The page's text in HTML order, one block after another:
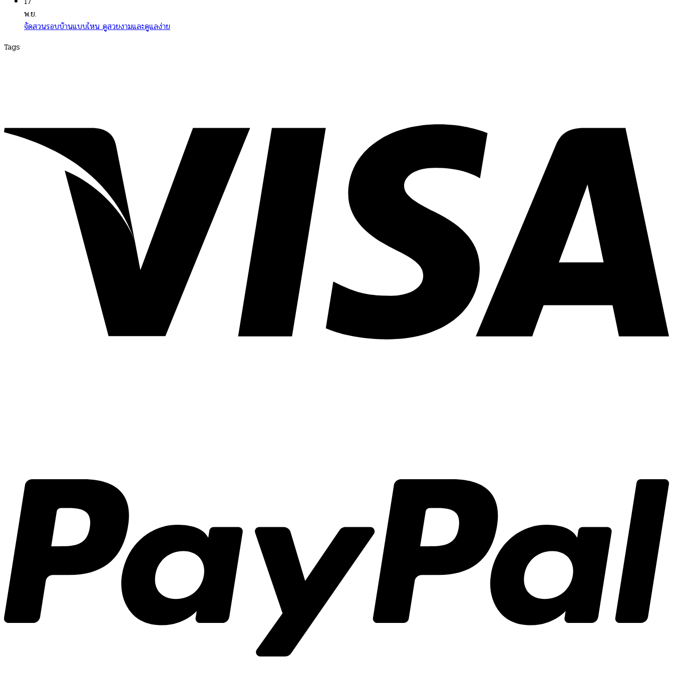
พ.ย.
จัดสวนรอบบ้านแบบไหน ดูสวยงามและดูแลง่าย
Tags